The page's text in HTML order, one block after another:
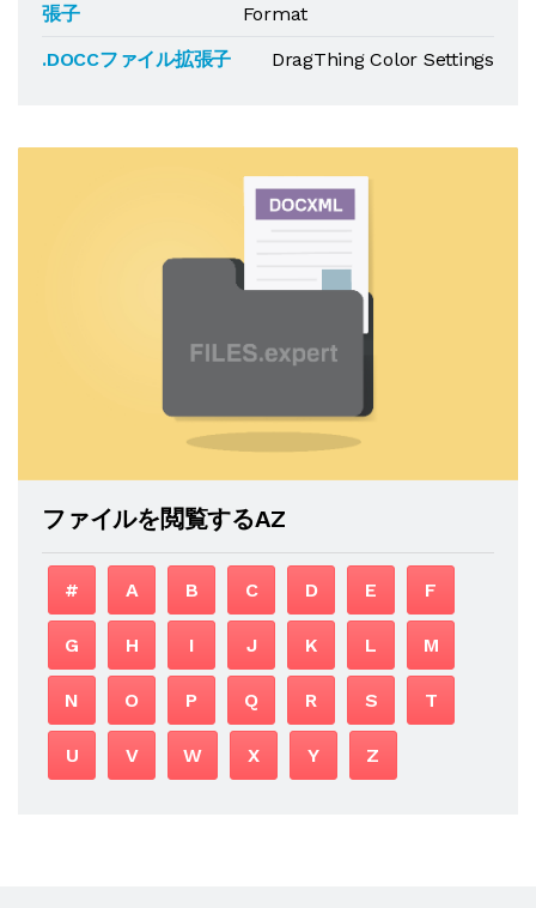
張子
Format
.DOCCファイル拡張子
DragThing Color Settings
ファイルを閲覧するAZ
# A B C D E F
G H I J K L M
N O P Q R S T
U V W X Y Z